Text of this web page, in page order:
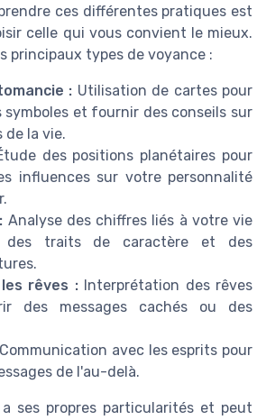
ces différentes pratiques est
celle qui vous convient le mieux.
principaux types de voyance :
: Utilisation de cartes pour
et fournir des conseils sur
de la vie.
des positions planétaires pour
influences sur votre personnalité
Analyse des chiffres liés à votre vie
des traits de caractère et des
rêves :Interprétation des rêves
des messages cachés ou des
avec les esprits pour
de l'au-delà.
ses propres particularités et peut